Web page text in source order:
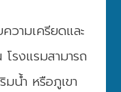
วามเครียดและ
รงแรมสามารถ
น้ำ หรือภูเขา